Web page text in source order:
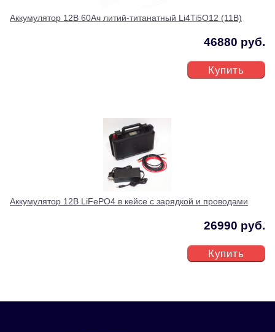
Аккумулятор 12В 60Ач литий-титанатный Li4Ti5O12 (11В)
46880 руб.
Купить
Аккумулятор 12В LiFePO4 в кейсе с зарядкой и проводами
26990 руб.
Купить